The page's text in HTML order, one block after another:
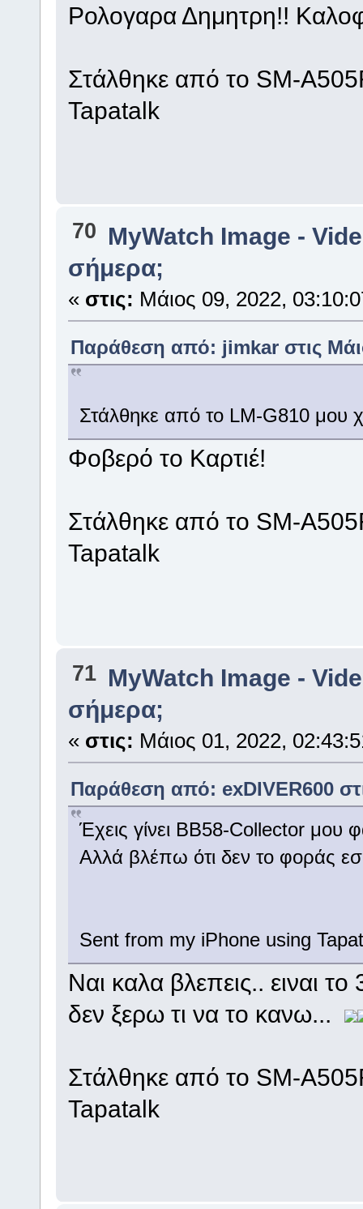
Ρολογαρα Δημητρη!!
Στάλθηκε από το SM-
Tapatalk
70 MyWatch Ιmage -
σήμερα;
« στις: Μάιος 09, 2022,
Παράθεση από: jimkar στις
Στάλθηκε από το LM-G810 μου
Φοβερό το Καρτιέ!
Στάλθηκε από το SM-
Tapatalk
71 MyWatch Ιmage -
σήμερα;
« στις: Μάιος 01, 2022,
Παράθεση από: exDIVER600
Έχεις γίνει ΒΒ58-Collector μου
Αλλά βλέπω ότι δεν το φοράς
Sent from my iPhone using
Ναι καλα βλεπεις.. ειναι
δεν ξερω τι να το κανω...
Στάλθηκε από το SM-
Tapatalk